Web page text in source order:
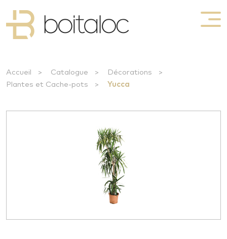
Accueil > Catalogue > Décorations
>
Plantes et Cache-pots
> Yucca